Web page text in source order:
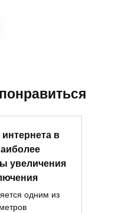
в
увеличения
одним из